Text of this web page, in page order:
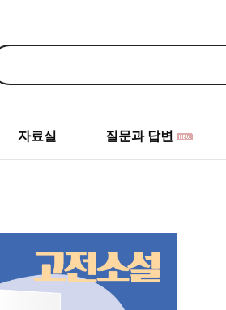
자료실 질문과 답변